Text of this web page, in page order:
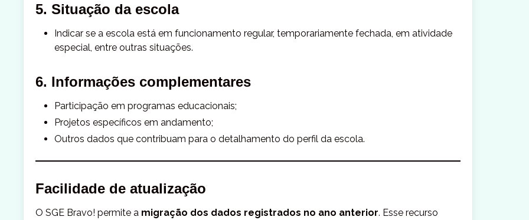
5. Situação da escola
Indicar se a escola está em funcionamento regular, temporariamente fechada, em atividade
especial, entre outras situações.
6. Informações complementares
Participação em programas educacionais;
Projetos específicos em andamento;
Outros dados que contribuam para o detalhamento do perfil da escola.
Facilidade de atualização
O SGE Bravo! permite a migração dos dados registrados no ano anterior. Esse recurso